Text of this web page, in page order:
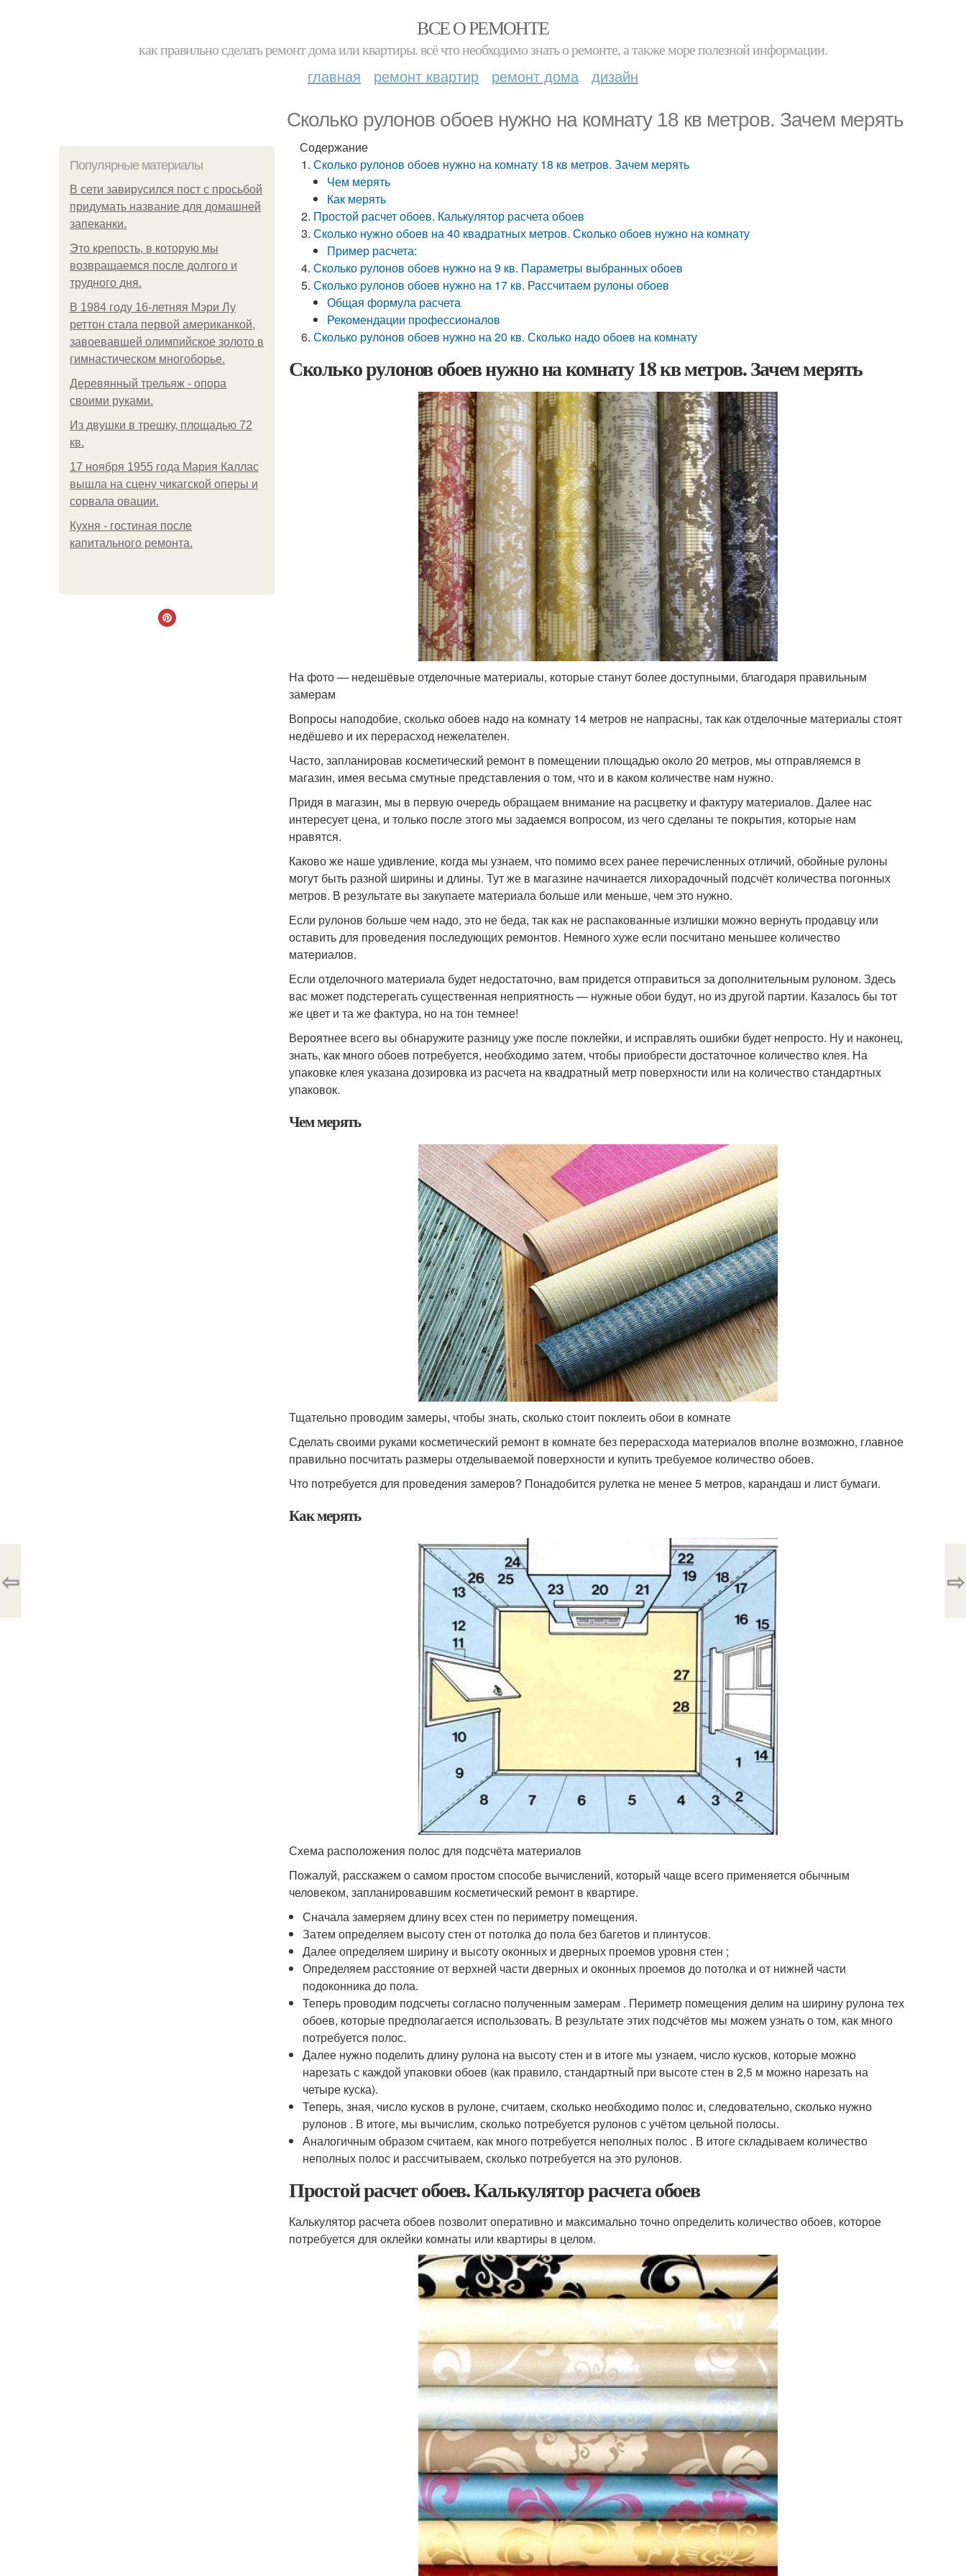
ВСЕ О РЕМОНТЕ
как правильно сделать ремонт дома или квартиры. всё что необходимо знать о ремонте, а также море полезной информации.
главная ремонт квартир ремонт дома дизайн
Сколько рулонов обоев нужно на комнату 18 кв метров. Зачем мерять
Популярные материалы
В сети завирусился пост с просьбой
придумать название для домашней
запеканки.
Это крепость, в которую мы
возвращаемся после долгого и
трудного дня.
В 1984 году 16-летняя Мэри Лу
реттон стала первой американкой,
завоевавшей олимпийское золото в
гимнастическом многоборье.
Деревянный трельяж - опора
своими руками.
Из двушки в трешку, площадью 72
кв.
17 ноября 1955 года Мария Каллас
вышла на сцену чикагской оперы и
сорвала овации.
Кухня - гостиная после
капитального ремонта.
Содержание
Сколько рулонов обоев нужно на комнату 18 кв метров. Зачем мерять
Чем мерять
Как мерять
Простой расчет обоев. Калькулятор расчета обоев
Сколько нужно обоев на 40 квадратных метров. Сколько обоев нужно на комнату
Пример расчета:
Сколько рулонов обоев нужно на 9 кв. Параметры выбранных обоев
Сколько рулонов обоев нужно на 17 кв. Рассчитаем рулоны обоев
Общая формула расчета
Рекомендации профессионалов
Сколько рулонов обоев нужно на 20 кв. Сколько надо обоев на комнату
Сколько рулонов обоев нужно на комнату 18 кв метров. Зачем мерять
На фото — недешёвые отделочные материалы, которые станут более доступными, благодаря правильным
замерам
Вопросы наподобие, сколько обоев надо на комнату 14 метров не напрасны, так как отделочные материалы стоят
недёшево и их перерасход нежелателен.
Часто, запланировав косметический ремонт в помещении площадью около 20 метров, мы отправляемся в
магазин, имея весьма смутные представления о том, что и в каком количестве нам нужно.
Придя в магазин, мы в первую очередь обращаем внимание на расцветку и фактуру материалов. Далее нас
интересует цена, и только после этого мы задаемся вопросом, из чего сделаны те покрытия, которые нам
нравятся.
Каково же наше удивление, когда мы узнаем, что помимо всех ранее перечисленных отличий, обойные рулоны
могут быть разной ширины и длины. Тут же в магазине начинается лихорадочный подсчёт количества погонных
метров. В результате вы закупаете материала больше или меньше, чем это нужно.
Если рулонов больше чем надо, это не беда, так как не распакованные излишки можно вернуть продавцу или
оставить для проведения последующих ремонтов. Немного хуже если посчитано меньшее количество
материалов.
Если отделочного материала будет недостаточно, вам придется отправиться за дополнительным рулоном. Здесь
вас может подстерегать существенная неприятность — нужные обои будут, но из другой партии. Казалось бы тот
же цвет и та же фактура, но на тон темнее!
Вероятнее всего вы обнаружите разницу уже после поклейки, и исправлять ошибки будет непросто. Ну и наконец,
знать, как много обоев потребуется, необходимо затем, чтобы приобрести достаточное количество клея. На
упаковке клея указана дозировка из расчета на квадратный метр поверхности или на количество стандартных
упаковок.
Чем мерять
Тщательно проводим замеры, чтобы знать, сколько стоит поклеить обои в комнате
Сделать своими руками косметический ремонт в комнате без перерасхода материалов вполне возможно, главное
правильно посчитать размеры отделываемой поверхности и купить требуемое количество обоев.
Что потребуется для проведения замеров? Понадобится рулетка не менее 5 метров, карандаш и лист бумаги.
Как мерять
Схема расположения полос для подсчёта материалов
Пожалуй, расскажем о самом простом способе вычислений, который чаще всего применяется обычным
человеком, запланировавшим косметический ремонт в квартире.
Сначала замеряем длину всех стен по периметру помещения.
Затем определяем высоту стен от потолка до пола без багетов и плинтусов.
Далее определяем ширину и высоту оконных и дверных проемов уровня стен ;
Определяем расстояние от верхней части дверных и оконных проемов до потолка и от нижней части
подоконника до пола.
Теперь проводим подсчеты согласно полученным замерам . Периметр помещения делим на ширину рулона тех
обоев, которые предполагается использовать. В результате этих подсчётов мы можем узнать о том, как много
потребуется полос.
Далее нужно поделить длину рулона на высоту стен и в итоге мы узнаем, число кусков, которые можно
нарезать с каждой упаковки обоев (как правило, стандартный при высоте стен в 2,5 м можно нарезать на
четыре куска).
Теперь, зная, число кусков в рулоне, считаем, сколько необходимо полос и, следовательно, сколько нужно
рулонов . В итоге, мы вычислим, сколько потребуется рулонов с учётом цельной полосы.
Аналогичным образом считаем, как много потребуется неполных полос . В итоге складываем количество
неполных полос и рассчитываем, сколько потребуется на это рулонов.
Простой расчет обоев. Калькулятор расчета обоев
Калькулятор расчета обоев позволит оперативно и максимально точно определить количество обоев, которое
потребуется для оклейки комнаты или квартиры в целом.
⇦ ⇨